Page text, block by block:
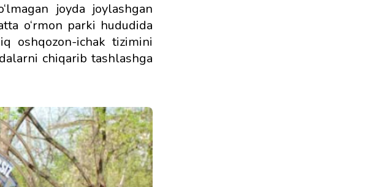
joyda joylashgan
o‘rmon parki hududida
oshqozon-ichak tizimini
chiqarib tashlashga